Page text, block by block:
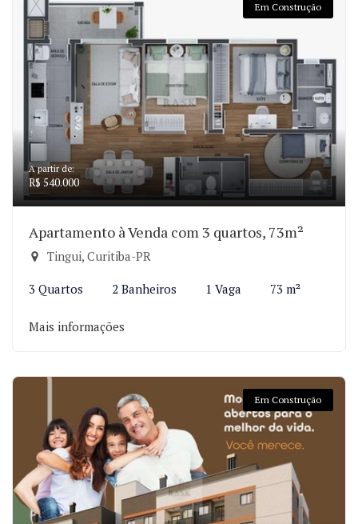
Em Construção
A partir de:
R$ 540.000
Apartamento à Venda com 3 quartos, 73m²
Tingui, Curitiba-PR
3 Quartos 2 Banheiros 1 Vaga 73 m²
Mais informações
Em Construção